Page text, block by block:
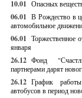
10.01 Опасных
06.01 В Рождество в
автомобильное
06.01 Торжественное
января
26.12 Фонд
партнерами дарят
26.12 График
автобусов в период